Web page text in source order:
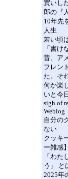
買いし
郎の『
10年先
人生
若い頃
「書け
昔、ア
フレン
た。そ
何か楽
いと今
sigh of
Weblog
自分の
ない
クッキ
ー雑感】
「わた
う」 と
2025年